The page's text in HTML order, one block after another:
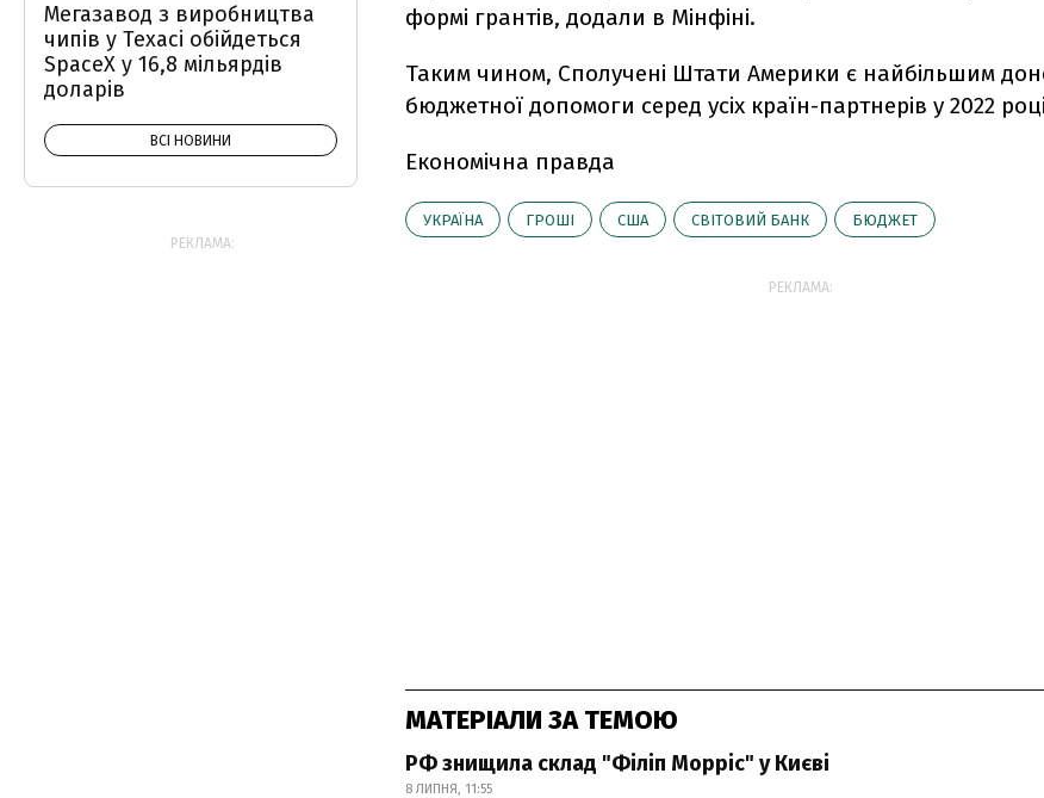
формі грантів, додали в Мінфіні.
Таким чином, Сполучені Штати Америки є найбільшим
бюджетної допомоги серед усіх країн-партнерів у 2022
Економічна правда
УКРАЇНА ГРОШІ США СВІТОВИЙ БАНК БЮДЖЕТ
РЕКЛАМА:
МАТЕРІАЛИ ЗА ТЕМОЮ
РФ знищила склад "Філіп Морріс" у Києві
8 ЛИПНЯ, 11:55
Мегазавод з виробництва
чипів у Техасі обійдеться
SpaceX у 16,8 мільярдів
доларів
ВСІ НОВИНИ
РЕКЛАМА: